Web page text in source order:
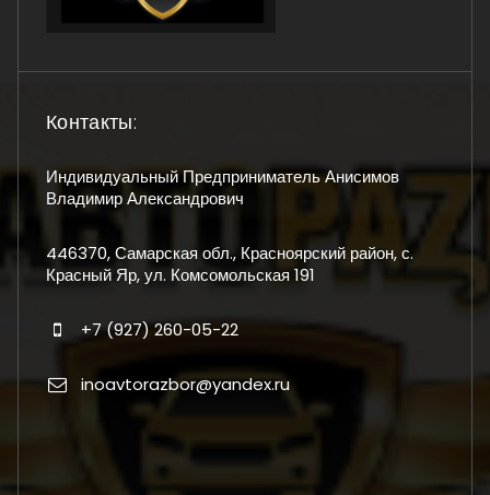
Контакты:
Индивидуальный Предприниматель Анисимов
Владимир Александрович
446370, Самарская обл., Красноярский район, с.
Красный Яр, ул. Комсомольская 191
+7 (927) 260-05-22
inoavtorazbor@yandex.ru